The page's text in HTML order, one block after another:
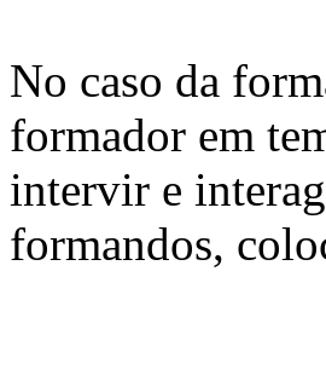
No caso da
formador em
intervir e
formandos,